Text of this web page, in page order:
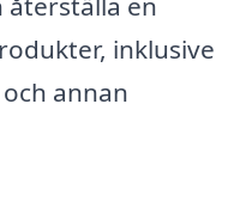
inklusive
annan